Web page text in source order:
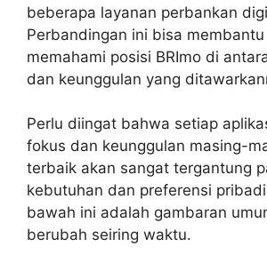
beberapa layanan perbankan
Perbandingan ini bisa
memahami posisi BRImo di
dan keunggulan yang
Perlu diingat bahwa setiap
fokus dan keunggulan masing-
terbaik akan sangat tergantung
kebutuhan dan preferensi
bawah ini adalah gambaran
berubah seiring waktu.